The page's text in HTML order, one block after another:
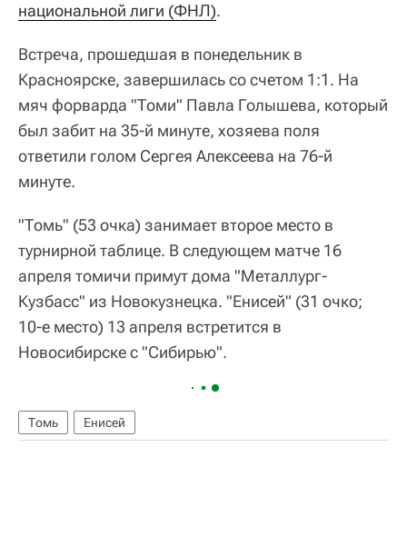
национальной лиги (ФНЛ).
Встреча, прошедшая в понедельник в
Красноярске, завершилась со счетом 1:1. На
мяч форварда "Томи" Павла Голышева, который
был забит на 35-й минуте, хозяева поля
ответили голом Сергея Алексеева на 76-й
минуте.
"Томь" (53 очка) занимает второе место в
турнирной таблице. В следующем матче 16
апреля томичи примут дома "Металлург-
Кузбасс" из Новокузнецка. "Енисей" (31 очко;
10-е место) 13 апреля встретится в
Новосибирске с "Сибирью".
Томь Енисей